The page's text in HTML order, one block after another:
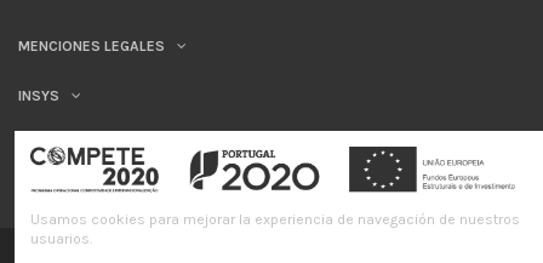
MENCIONES LEGALES
INSYS
Usamos cookies para mejorar la experiencia de navegación de nuestros
usuarios.